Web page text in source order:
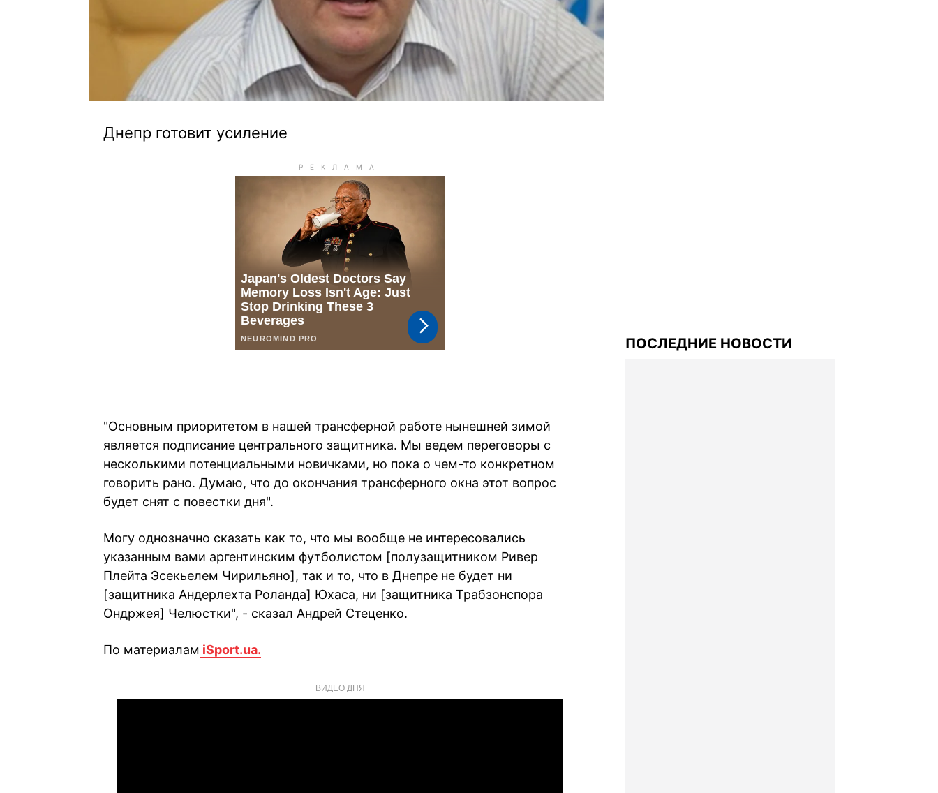
Днепр готовит усиление
"Основным приоритетом в нашей трансферной работе нынешней зимой
является подписание центрального защитника. Мы ведем переговоры с
несколькими потенциальными новичками, но пока о чем-то конкретном
говорить рано. Думаю, что до окончания трансферного окна этот вопрос
будет снят с повестки дня".
Могу однозначно сказать как то, что мы вообще не интересовались
указанным вами аргентинским футболистом [полузащитником Ривер
Плейта Эсекьелем Чирильяно], так и то, что в Днепре не будет ни
[защитника Андерлехта Роланда] Юхаса, ни [защитника Трабзонспора
Ондржея] Челюстки", - сказал Андрей Стеценко.
По материалам iSport.ua.
ВИДЕО ДНЯ
ПОСЛЕДНИЕ НОВОСТИ